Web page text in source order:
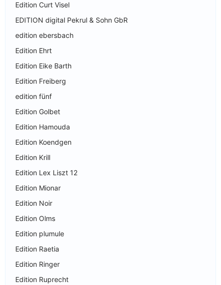
Edition Curt Visel
EDITION digital Pekrul & Sohn GbR
edition ebersbach
Edition Ehrt
Edition Eike Barth
Edition Freiberg
edition fünf
Edition Golbet
Edition Hamouda
Edition Koendgen
Edition Krill
Edition Lex Liszt 12
Edition Mionar
Edition Noir
Edition Olms
Edition plumule
Edition Raetia
Edition Ringer
Edition Ruprecht